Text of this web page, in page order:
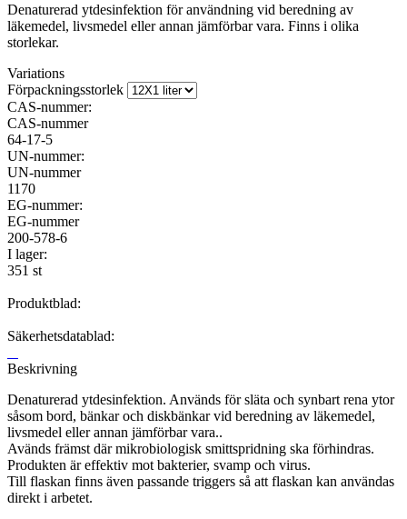
Denaturerad ytdesinfektion för användning vid beredning av
läkemedel, livsmedel eller annan jämförbar vara. Finns i olika
storlekar.
Variations
Förpackningsstorlek
CAS-nummer:
CAS-nummer
64-17-5
UN-nummer:
UN-nummer
1170
EG-nummer:
EG-nummer
200-578-6
I lager:
351 st
Produktblad:
Säkerhetsdatablad:
Beskrivning
Denaturerad ytdesinfektion. Används för släta och synbart rena ytor
såsom bord, bänkar och diskbänkar vid beredning av läkemedel,
livsmedel eller annan jämförbar vara..
Avänds främst där mikrobiologisk smittspridning ska förhindras.
Produkten är effektiv mot bakterier, svamp och virus.
Till flaskan finns även passande triggers så att flaskan kan användas
direkt i arbetet.